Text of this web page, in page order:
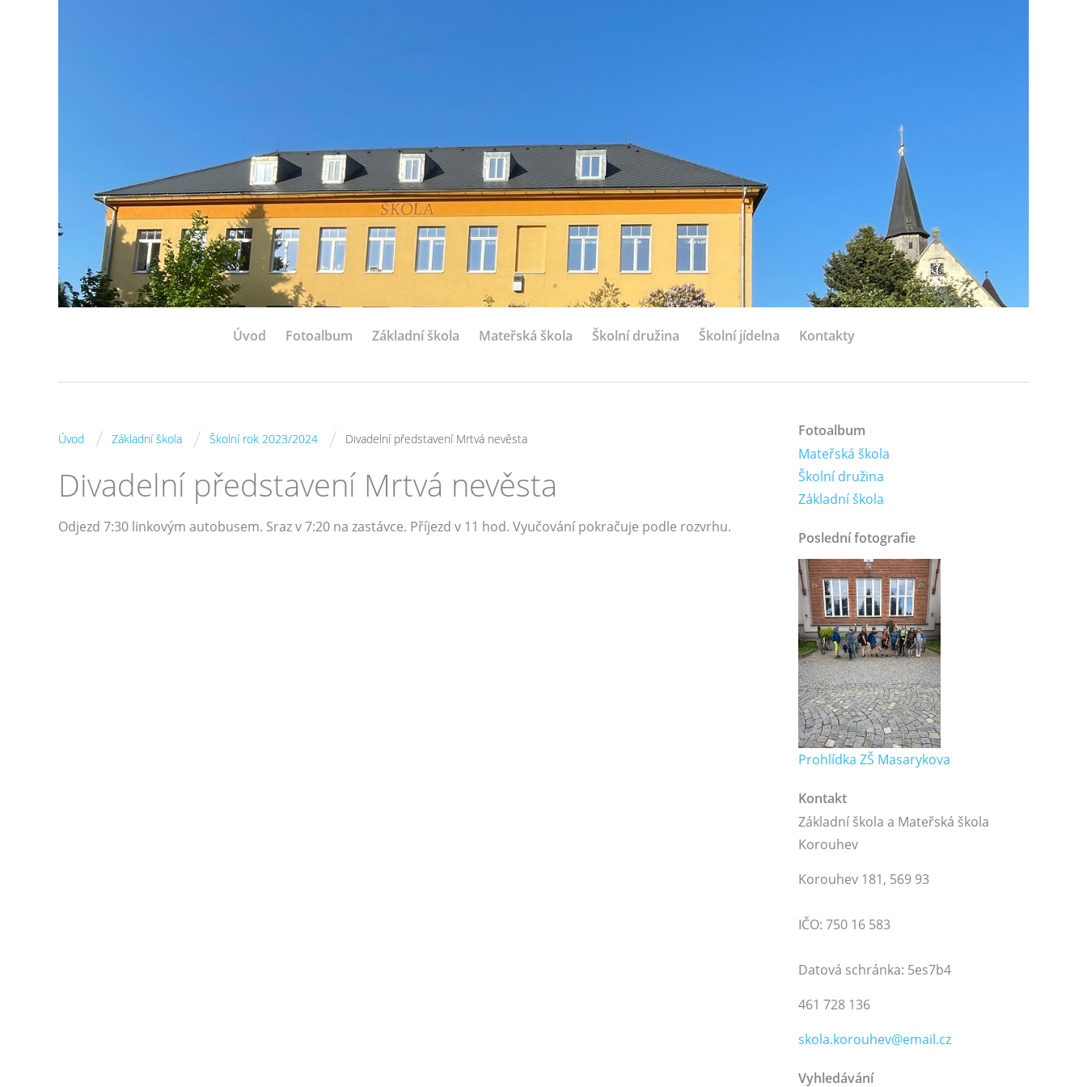
Úvod Fotoalbum Základní škola Mateřská škola Školní družina Školní jídelna Kontakty
Úvod / Základní škola / Školní rok 2023/2024 / Divadelní představení Mrtvá nevěsta
Divadelní představení Mrtvá nevěsta
Odjezd 7:30 linkovým autobusem. Sraz v 7:20 na zastávce. Příjezd v 11 hod. Vyučování pokračuje podle rozvrhu.
Fotoalbum
Mateřská škola
Školní družina
Základní škola
Poslední fotografie
Prohlídka ZŠ Masarykova
Kontakt
Základní škola a Mateřská škola
Korouhev
Korouhev 181, 569 93
IČO: 750 16 583
Datová schránka: 5es7b4
461 728 136
skola.korouhev@email.cz
Vyhledávání